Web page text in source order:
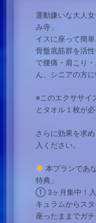
運動嫌いな大人
み寺」
イスに座って簡
骨盤底筋群を活
で腰痛・肩こり
ん、シニアの方
※このエクササイ
とタオル１枚が必
さらに効果を求
入ください。
本プランであ
特典」
① 3ヶ月集中！入
キュラムからスタ
座ったままでガ